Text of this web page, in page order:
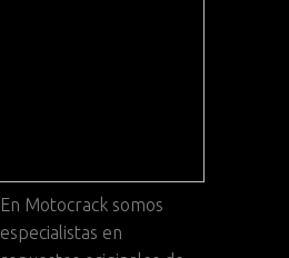
En Motocrack somos
especialistas en